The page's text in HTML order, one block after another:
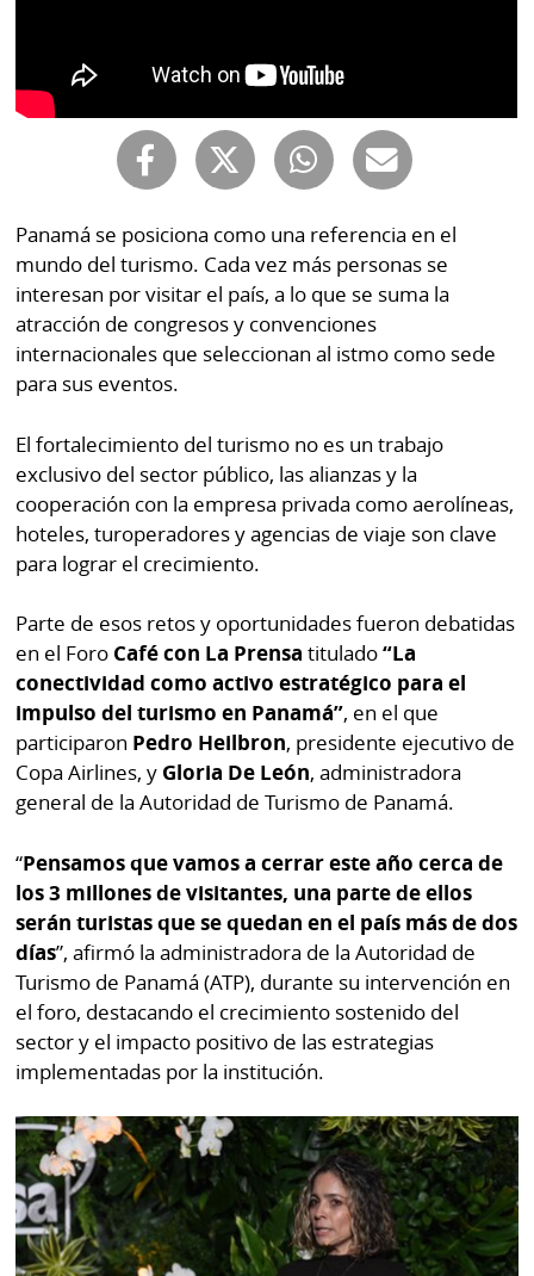
Comunicados
Catálogos
Kiosko
digital
Luctuosas
Temas
Autores
Notas
al
lector
Buenas
prácticas
OTROS
SITIOS
Metro
Metro
Tienda
Panamá
Tus
Tiquetes
KM
Corprensa
Mi
Ellas
Club
La
Prensa
Busca
Hoy
por
Hoy
⌾
Sábado
Picante
⌾
La
Repregunta
Tal
Cual
⌾
Sabrina
Sin
Panamá se posiciona como una referencia en el
mundo del turismo. Cada vez más personas se
interesan por visitar el país, a lo que se suma la
atracción de congresos y convenciones
internacionales que seleccionan al istmo como sede
para sus eventos.
El fortalecimiento del turismo no es un trabajo
exclusivo del sector público, las alianzas y la
cooperación con la empresa privada como aerolíneas,
hoteles, turoperadores y agencias de viaje son clave
para lograr el crecimiento.
Parte de esos retos y oportunidades fueron debatidas
en el Foro Café con La Prensa titulado“La
conectividad como activo estratégico para el
impulso del turismo en Panamá”, en el que
participaron Pedro Heilbron, presidente ejecutivo de
Copa Airlines, y Gloria De León, administradora
general de la Autoridad de Turismo de Panamá.
“Pensamos que vamos a cerrar este año cerca de
los 3 millones de visitantes, una parte de ellos
serán turistas que se quedan en el país más de dos
días”, afirmó la administradora de la Autoridad de
Turismo de Panamá (ATP), durante su intervención en
el foro, destacando el crecimiento sostenido del
sector y el impacto positivo de las estrategias
implementadas por la institución.